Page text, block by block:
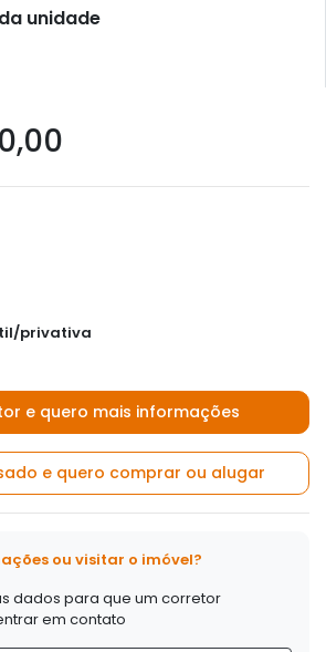
unidade
privativa
e quero mais informações
e quero comprar ou alugar
ou visitar o imóvel?
dados para que um corretor
em contato